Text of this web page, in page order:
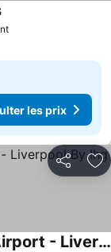
Consulter les
Consulter les prix
les prix
Partager
Holiday Inn & Suites Syracuse Airport - Liverpool By Ihg